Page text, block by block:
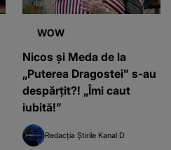
WOW
Nicos și Meda de la
„Puterea Dragostei” s-au
despărțit?! „Îmi caut
iubită!”
Redacția Știrile Kanal D